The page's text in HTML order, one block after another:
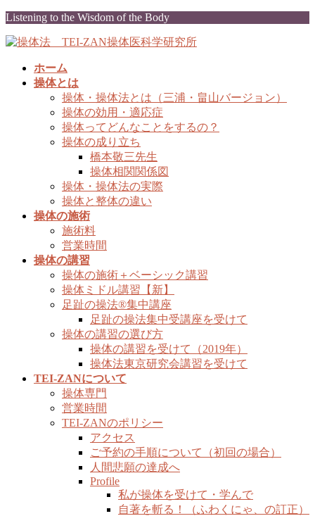
コ
テ
ナ
ゲ
Listening to the Wisdom of the Body
ホーム
操体とは
操体・操体法とは（三浦・畠山バージョン）
操体の効用・適応症
操体ってどんなことをするの？
操体の成り立ち
橋本敬三先生
操体相関関係図
操体・操体法の実際
操体と整体の違い
操体の施術
施術料
営業時間
操体の講習
操体の施術＋ベーシック講習
操体ミドル講習【新】
足趾の操法®集中講座
足趾の操法集中受講座を受けて
操体の講習の選び方
操体の講習を受けて（2019年）
操体法東京研究会講習を受けて
TEI-ZANについて
操体専門
営業時間
TEI-ZANのポリシー
アクセス
ご予約の手順について（初回の場合）
人間悲願の達成へ
Profile
私が操体を受けて・学んで
自著を斬る！（ふわくにゃ、の訂正）